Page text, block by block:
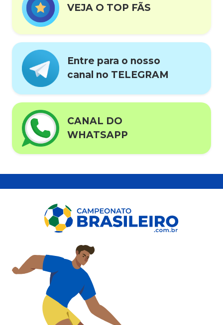
VEJA O TOP FÃS
Entre para o nosso
canal no TELEGRAM
CANAL DO
WHATSAPP